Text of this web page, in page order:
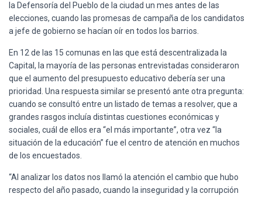
la Defensoría del Pueblo de la ciudad un mes antes de las
elecciones, cuando las promesas de campaña de los candidatos
a jefe de gobierno se hacían oír en todos los barrios.
En 12 de las 15 comunas en las que está descentralizada la
Capital, la mayoría de las personas entrevistadas consideraron
que el aumento del presupuesto educativo debería ser una
prioridad. Una respuesta similar se presentó ante otra pregunta:
cuando se consultó entre un listado de temas a resolver, que a
grandes rasgos incluía distintas cuestiones económicas y
sociales, cuál de ellos era “el más importante”, otra vez “la
situación de la educación” fue el centro de atención en muchos
de los encuestados.
“Al analizar los datos nos llamó la atención el cambio que hubo
respecto del año pasado, cuando la inseguridad y la corrupción